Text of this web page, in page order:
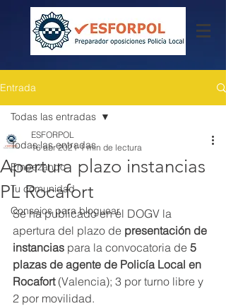
Entrada
Todas las entradas
Empezando
Tu comunidad
Consejos para bloguear
Todas las entradas
Apertura plazo instancias
PL Rocafort
ESFORPOL
16 abr 2021 1 min de lectura
Se ha publicado en el DOGV la
apertura del plazo de presentación de
instancias para la convocatoria de 5
plazas de agente de Policía Local en
Rocafort (Valencia); 3 por turno libre y
2 por movilidad.